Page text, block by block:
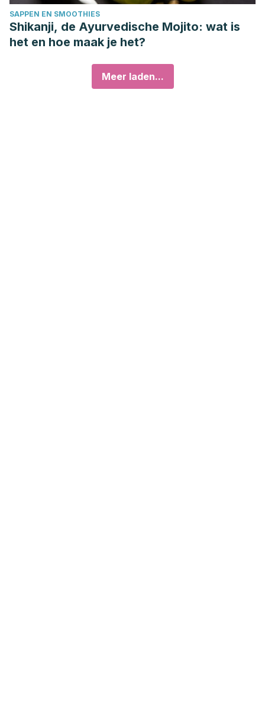
SAPPEN EN SMOOTHIES
Shikanji, de Ayurvedische Mojito: wat is
het en hoe maak je het?
Meer laden...